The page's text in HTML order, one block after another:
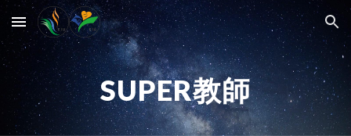
Skip to main content Skip to navigation
SUPER教師